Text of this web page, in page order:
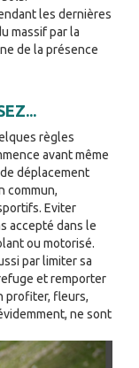
les dernières
massif par la
de la présence
règles
avant même
déplacement
commun,
Eviter
accepté dans le
ou motorisé.
par limiter sa
et remporter
profiter, fleurs,
ne sont